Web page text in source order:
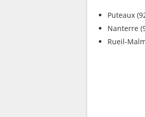
Puteaux
Nanterre
Rueil-